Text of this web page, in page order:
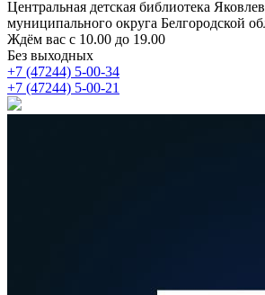
Центральная детская библиотека
муниципального округа Белгородской
Ждём вас с 10.00 до 19.00
Без выходных
+7 (47244) 5-00-34
+7 (47244) 5-00-21